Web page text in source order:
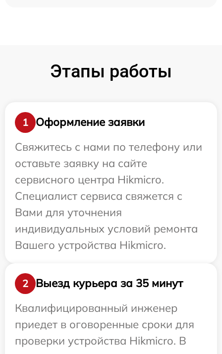
Этапы работы
1
Оформление заявки
Свяжитесь с нами по телефону или
оставьте заявку на сайте
сервисного центра Hikmicro.
Специалист сервиса свяжется с
Вами для уточнения
индивидуальных условий ремонта
Вашего устройства Hikmicro.
2
Выезд курьера за 35 минут
Квалифицированный инженер
приедет в оговоренные сроки для
проверки устройства Hikmicro. В